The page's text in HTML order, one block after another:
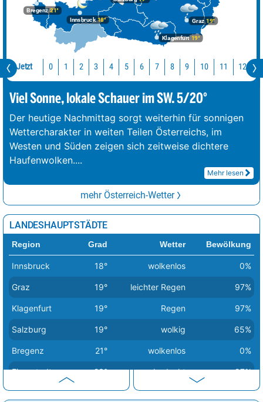
Bregenz21°
Graz19°
Innsbruck18°
Klagenfurt19°
Jetzt 10 11 12
Viel Sonne, lokale Schauer im SW. 5/20°
Der heutige Nachmittag sorgt weiterhin für sonnigen
Wettercharakter in weiten Teilen Österreichs, im
Westen und Süden zeigen sich zeitweise dichtere
Haufenwolken.
Mehr lesen
mehr Österreich-Wetter
LANDESHAUPTSTÄDTE
Region Grad Wetter Bewölkung
Innsbruck 18° wolkenlos 0%
Graz 19° leichter Regen 97%
Klagenfurt 19° Regen 97%
Salzburg 19° wolkig 65%
Bregenz 21° wolkenlos 0%
Eisenstadt 23° bedeckt 97%
Sankt Pölten 23° stark bewölkt 91%